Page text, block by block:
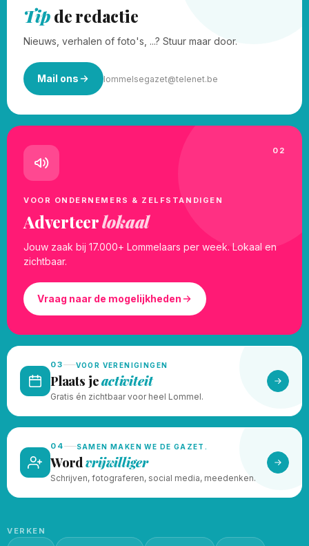
Tipde redactie
Nieuws, verhalen of foto's, ...? Stuur maar door.
Mail ons lommelsegazet@telenet.be
02
VOOR ONDERNEMERS & ZELFSTANDIGEN
Adverteerlokaal
Jouw zaak bij 17.000+ Lommelaars per week. Lokaal en
zichtbaar.
Vraag naar de mogelijkheden
03 VOOR VERENIGINGEN
Plaats jeactiviteit
Gratis én zichtbaar voor heel Lommel.
04 SAMEN MAKEN WE DE GAZET.
Wordvrijwilliger
Schrijven, fotograferen, social media, meedenken.
VERKEN